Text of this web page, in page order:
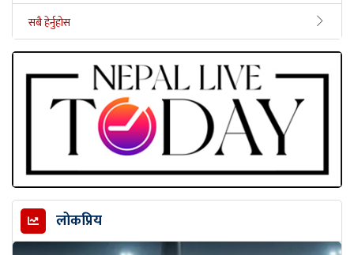
सबै हेर्नुहोस
लोकप्रिय